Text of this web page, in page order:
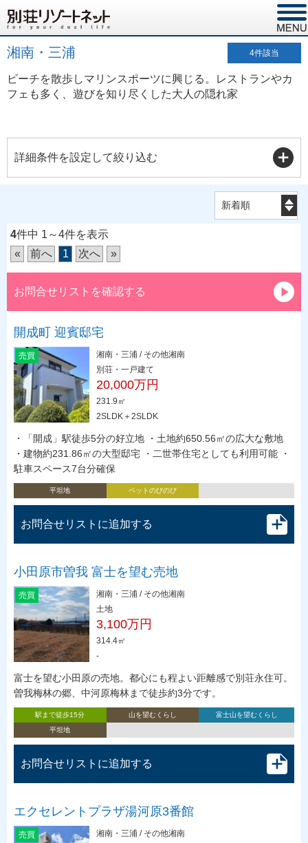
湘南・三浦 4件該当
ビーチを散歩しマリンスポーツに興じる。レストランやカ
フェも多く、遊びを知り尽くした大人の隠れ家
詳細条件を設定して絞り込む
4件中 1～4件を表示
«
前へ 1 次へ »
お問合せリストを確認する
開成町 迎賓邸宅
売買
湘南・三浦 / その他湘南
別荘・一戸建て
20,000万円
231.9㎡
2SLDK＋2SLDK
・「開成」駅徒歩5分の好立地 ・土地約650.56㎡の広大な敷地
・建物約231.86㎡の大型邸宅 ・二世帯住宅としても利用可能 ・
駐車スペース7台分確保
平坦地 ペットのびのび
お問合せリストに追加する
小田原市曽我 富士を望む売地
売買
湘南・三浦 / その他湘南
土地
3,100万円
314.4㎡
-
富士を望む小田原の売地。都心にも程よい距離感で別荘永住可。
曽我梅林の郷、中河原梅林まで徒歩約3分です。
駅まで徒歩15分 山を望むくらし
富士山を望むくらし
平坦地
お問合せリストに追加する
エクセレントプラザ湯河原3番館
売買
湘南・三浦 / その他湘南